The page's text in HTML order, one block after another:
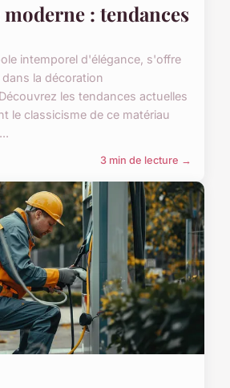
: tendances
intemporel d'élégance, s'offre
la décoration
les tendances actuelles
le classicisme de ce matériau
3 min de lecture →